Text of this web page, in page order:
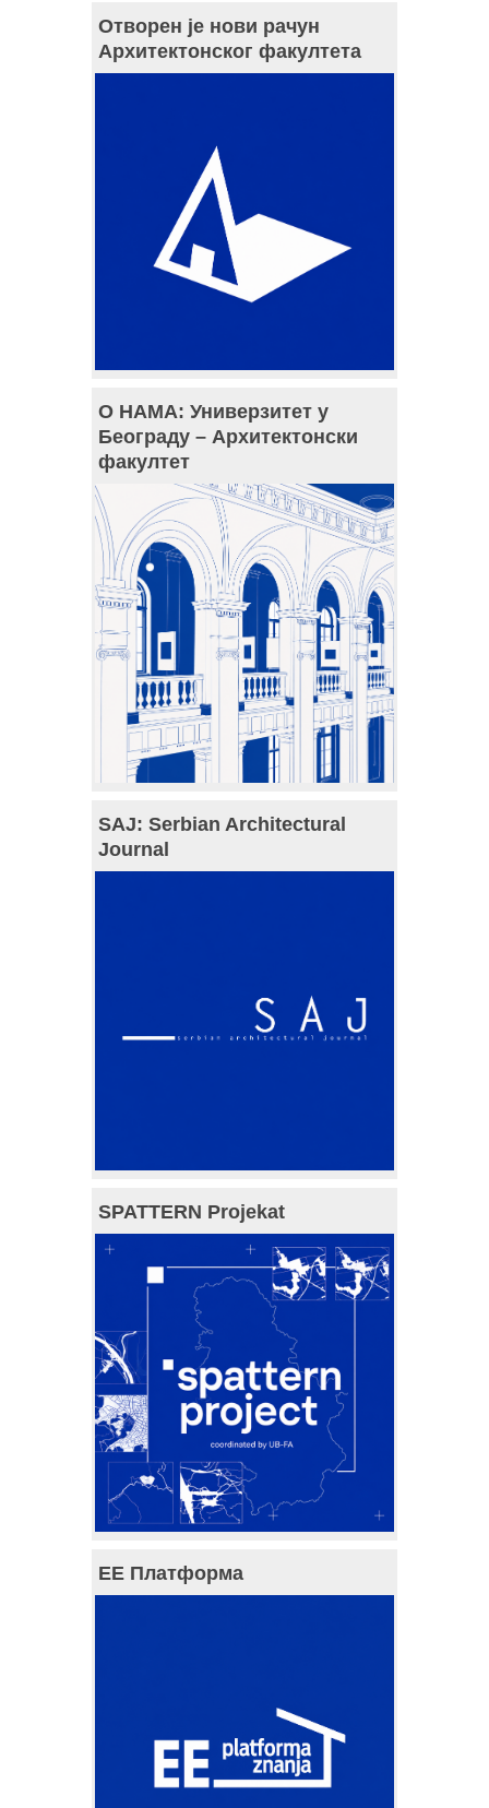
Отворен је нови рачун
Архитектонског факултета
О НАМА: Универзитет у
Београду – Архитектонски
факултет
SAJ: Serbian Architectural
Journal
SPATTERN Projekat
ЕЕ Платформа